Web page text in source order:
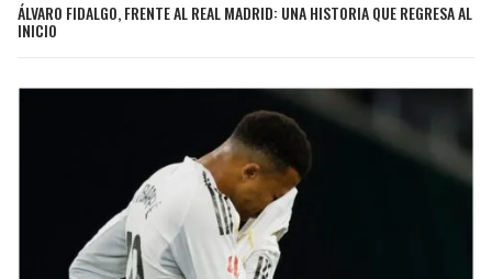
ÁLVARO FIDALGO, FRENTE AL REAL MADRID: UNA HISTORIA QUE REGRESA AL
INICIO